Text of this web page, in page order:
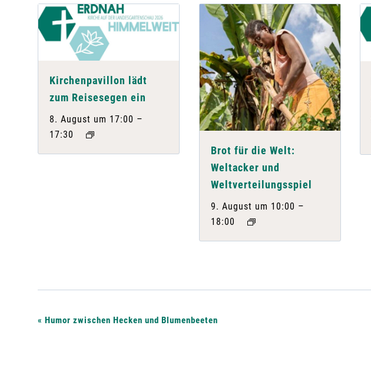
Kirchenpavillon lädt
zum Reisesegen ein
8. August um 17:00 –
17:30
Brot für die Welt:
Weltacker und
Weltverteilungsspiel
9. August um 10:00 –
18:00
V
« Humor zwischen Hecken und Blumenbeeten